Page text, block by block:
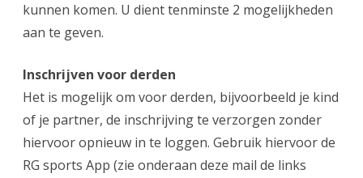
kunnen komen. U dient tenminste 2 mogelijkheden
aan te geven.
Inschrijven voor derden
Het is mogelijk om voor derden, bijvoorbeeld je kind
of je partner, de inschrijving te verzorgen zonder
hiervoor opnieuw in te loggen. Gebruik hiervoor de
RG sports App (zie onderaan deze mail de links